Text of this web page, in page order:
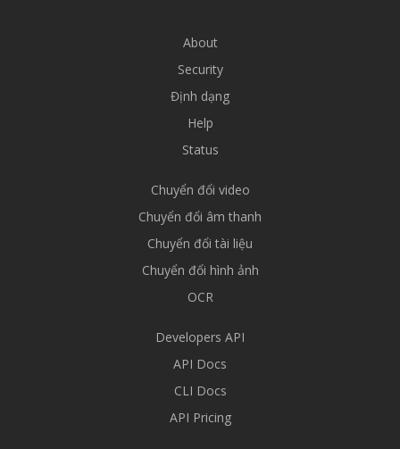
About
Security
Định dạng
Help
Status
Chuyển đổi video
Chuyển đổi âm thanh
Chuyển đổi tài liệu
Chuyển đổi hình ảnh
OCR
Developers API
API Docs
CLI Docs
API Pricing